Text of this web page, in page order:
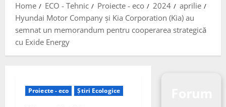
Home ECO - Tehnic Proiecte - eco 2024
aprilie
Hyundai Motor Company și Kia Corporation (Kia) au
semnat un memorandum pentru cooperarea strategică
cu Exide Energy
Proiecte - eco Știri Ecologice